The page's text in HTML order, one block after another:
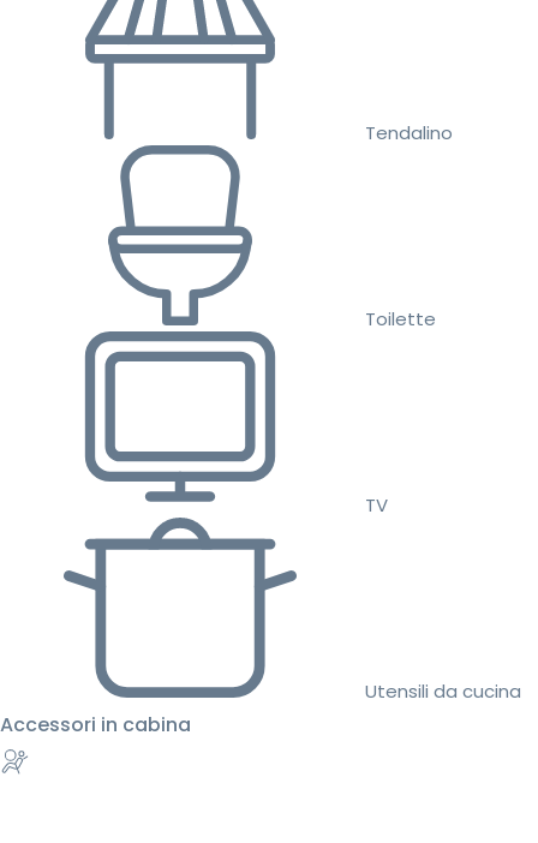
Tendalino
Toilette
TV
Utensili da cucina
Accessori in cabina